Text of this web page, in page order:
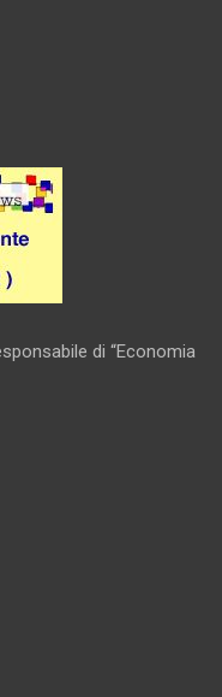
di “Economia